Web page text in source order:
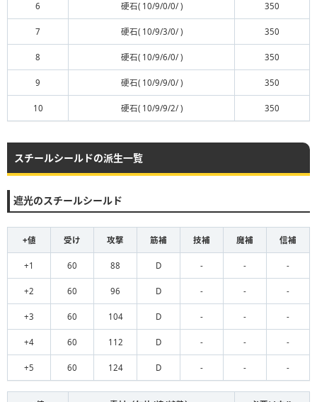
6 硬石( 10/9/0/0/ ) 350
7 硬石( 10/9/3/0/ ) 350
8 硬石( 10/9/6/0/ ) 350
9 硬石( 10/9/9/0/ ) 350
10 硬石( 10/9/9/2/ ) 350
スチールシールドの派生一覧
遮光のスチールシールド
+値 受け 攻撃 筋補 技補 魔補 信補
+1 60 88 D - - -
+2 60 96 D - - -
+3 60 104 D - - -
+4 60 112 D - - -
+5 60 124 D - - -